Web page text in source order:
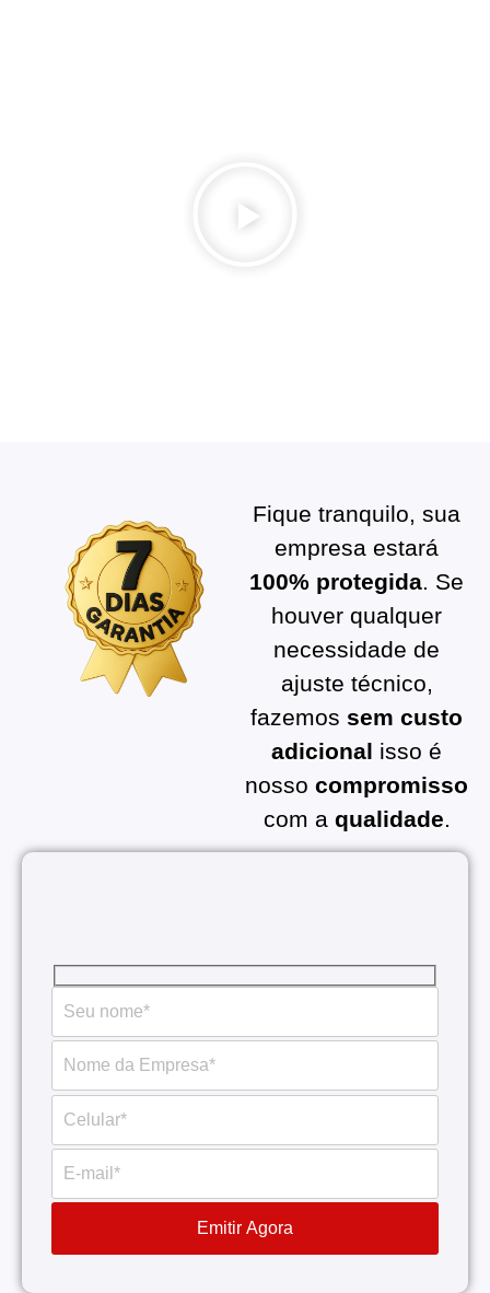
Fique tranquilo, sua
empresa estará
100% protegida. Se
houver qualquer
necessidade de
ajuste técnico,
fazemos sem custo
adicional isso é
nosso compromisso
com a qualidade.